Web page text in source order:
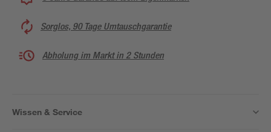
Sorglos, 90 Tage Umtauschgarantie
Abholung im Markt in 2 Stunden
Wissen & Service